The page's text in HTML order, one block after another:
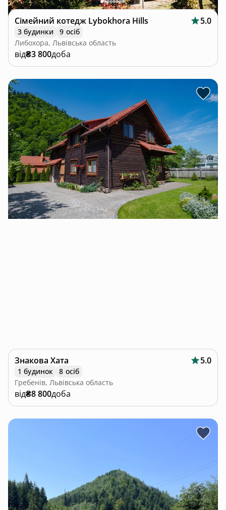
Сімейний котедж Lybokhora Hills 5.0
3 будинки
9 осіб
Либохора, Львівська область
від₴3 800доба
Знакова Хата 5.0
1 будинок
8 осіб
Гребенів, Львівська область
від₴8 800доба